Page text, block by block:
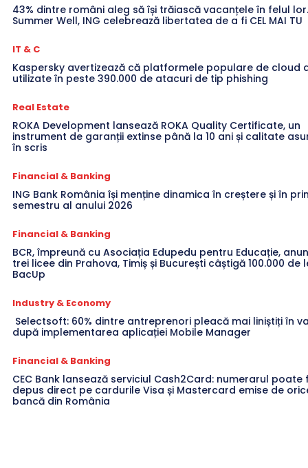
43% dintre români aleg să își trăiască vacanțele în felul
Summer Well, ING celebrează libertatea de a fi CEL MAI TU
IT & C
Kaspersky avertizează că platformele populare de cloud
utilizate în peste 390.000 de atacuri de tip phishing
Real Estate
ROKA Development lansează ROKA Quality Certificate, un
instrument de garanții extinse până la 10 ani și calitate
în scris
Financial & Banking
ING Bank România își menține dinamica în creștere și în
semestru al anului 2026
Financial & Banking
BCR, împreună cu Asociația Edupedu pentru Educație,
trei licee din Prahova, Timiș și București câștigă 100.000 de
BacUp
Industry & Economy
Selectsoft: 60% dintre antreprenori pleacă mai liniștiți în
după implementarea aplicației Mobile Manager
Financial & Banking
CEC Bank lansează serviciul Cash2Card: numerarul poate
depus direct pe cardurile Visa și Mastercard emise de
bancă din România